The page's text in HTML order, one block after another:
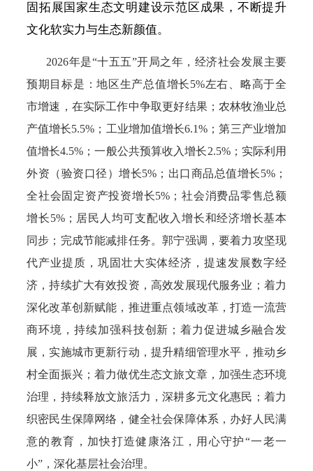
固拓展国家生态文明建设示范区成果，不断提升
文化软实力与生态新颜值。
2026年是“十五五”开局之年，经济社会发展主要
预期目标是：地区生产总值增长5%左右、略高于全
市增速，在实际工作中争取更好结果；农林牧渔业总
产值增长5.5%；工业增加值增长6.1%；第三产业增加
值增长4.5%；一般公共预算收入增长2.5%；实际利用
外资（验资口径）增长5%；出口商品总值增长5%；
全社会固定资产投资增长5%；社会消费品零售总额
增长5%；居民人均可支配收入增长和经济增长基本
同步；完成节能减排任务。郭宁强调，要着力攻坚现
代产业提质，巩固壮大实体经济，提速发展数字经
济，持续扩大有效投资，高效发展现代服务业；着力
深化改革创新赋能，推进重点领域改革，打造一流营
商环境，持续加强科技创新；着力促进城乡融合发
展，实施城市更新行动，提升精细管理水平，推动乡
村全面振兴；着力做优生态文旅文章，加强生态环境
治理，持续释放文旅活力，深耕多元文化惠民；着力
织密民生保障网络，健全社会保障体系， 办好人民满
意的教育
，加快打造健康洛江，用心守护“一老一
小”，深化基层社会治理。